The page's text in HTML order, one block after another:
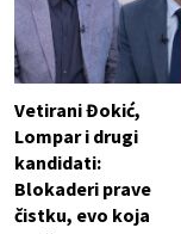
Vetirani Đokić,
Lompar i drugi
kandidati:
Blokaderi prave
čistku, evo koja